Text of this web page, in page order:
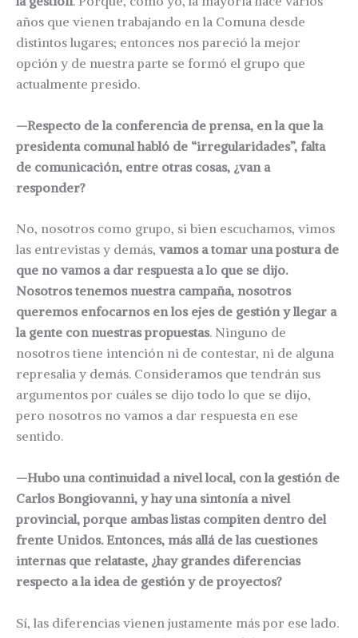
años que vienen trabajando en la Comuna desde
distintos lugares; entonces nos pareció la mejor
opción y de nuestra parte se formó el grupo que
actualmente presido.
—Respecto de la conferencia de prensa, en la que la
presidenta comunal habló de “irregularidades”, falta
de comunicación, entre otras cosas, ¿van a
responder?
No, nosotros como grupo, si bien escuchamos, vimos
las entrevistas y demás, vamos a tomar una postura de
que no vamos a dar respuesta a lo que se dijo.
Nosotros tenemos nuestra campaña, nosotros
queremos enfocarnos en los ejes de gestión y llegar a
la gente con nuestras propuestas. Ninguno de
nosotros tiene intención ni de contestar, ni de alguna
represalia y demás. Consideramos que tendrán sus
argumentos por cuáles se dijo todo lo que se dijo,
pero nosotros no vamos a dar respuesta en ese
sentido.
—Hubo una continuidad a nivel local, con la gestión de
Carlos Bongiovanni, y hay una sintonía a nivel
provincial, porque ambas listas compiten dentro del
frente Unidos. Entonces, más allá de las cuestiones
internas que relataste, ¿hay grandes diferencias
respecto a la idea de gestión y de proyectos?
Sí, las diferencias vienen justamente más por ese lado.